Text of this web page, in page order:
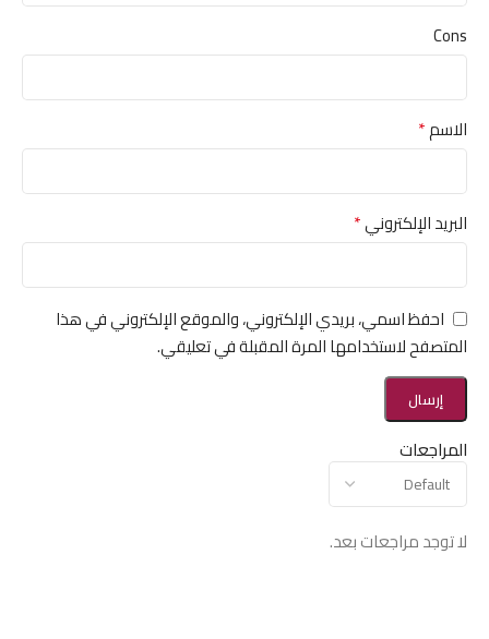
المراجعات
لا توجد مراجعات بعد.
Cons
الاسم*
البريد الإلكتروني*
احفظ اسمي، بريدي الإلكتروني، والموقع الإلكتروني في هذا
المتصفح لاستخدامها المرة المقبلة في تعليقي.